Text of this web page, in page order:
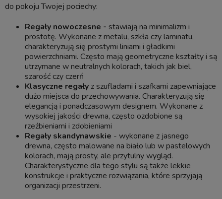
do pokoju Twojej pociechy:
Regały nowoczesne - stawiają na minimalizm i
prostotę. Wykonane z metalu, szkła czy laminatu,
charakteryzują się prostymi liniami i gładkimi
powierzchniami. Często mają geometryczne kształty i są
utrzymane w neutralnych kolorach, takich jak biel,
szarość czy czerń
Klasyczne regały z szufladami i szafkami zapewniające
dużo miejsca do przechowywania. Charakteryzują się
elegancją i ponadczasowym designem. Wykonane z
wysokiej jakości drewna, często ozdobione są
rzeźbieniami i zdobieniami
Regały skandynawskie - wykonane z jasnego
drewna, często malowane na biało lub w pastelowych
kolorach, mają prosty, ale przytulny wygląd.
Charakterystyczne dla tego stylu są także lekkie
konstrukcje i praktyczne rozwiązania, które sprzyjają
organizacji przestrzeni.